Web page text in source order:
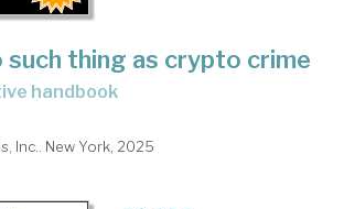
such thing as crypto crime
handbook
Inc.. New York, 2025